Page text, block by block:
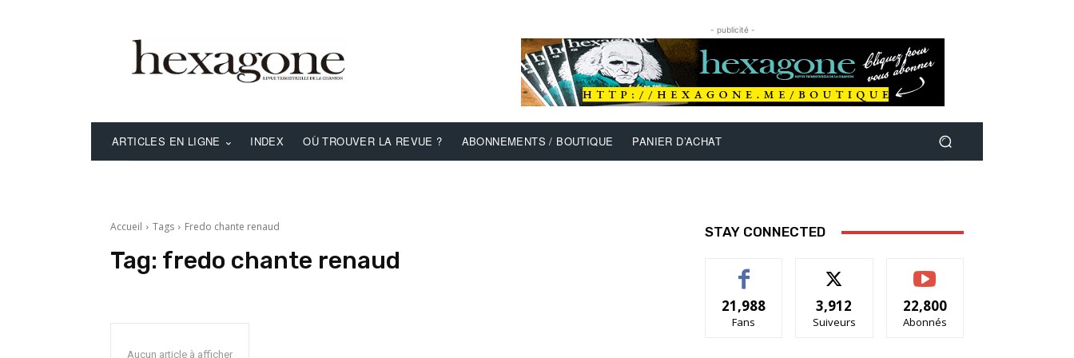
- publicité -
ARTICLES EN LIGNE INDEX OÙ TROUVER LA REVUE ? ABONNEMENTS / BOUTIQUE PANIER D’ACHAT
Accueil Tags Fredo chante renaud
Tag: fredo chante renaud
Aucun article à afficher
STAY CONNECTED
21,988
Fans
3,912
Suiveurs
22,800
Abonnés